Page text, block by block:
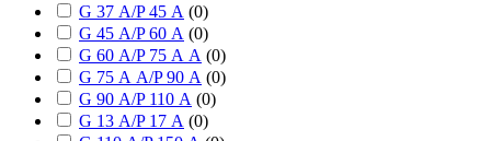
G 37 А/P 45 А (0)
G 45 А/P 60 А (0)
G 60 А/P 75 А А (0)
G 75 А А/P 90 А (0)
G 90 А/P 110 А (0)
G 13 А/P 17 А (0)